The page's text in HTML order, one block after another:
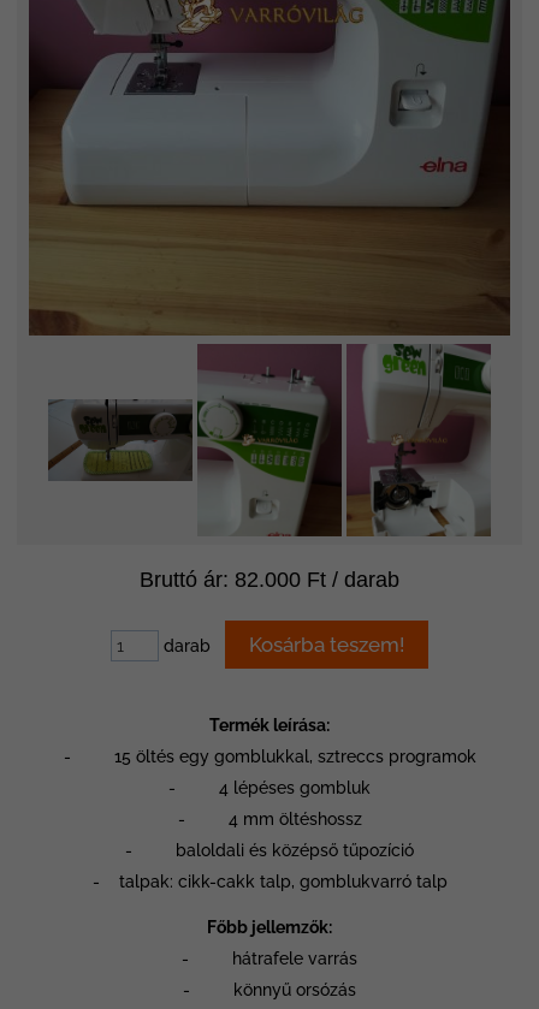
Bruttó ár: 82.000 Ft / darab
darab
Termék leírása:
- 15 öltés egy gomblukkal, sztreccs programok
- 4 lépéses gombluk
- 4 mm öltéshossz
- baloldali és középső tűpozíció
- talpak: cikk-cakk talp, gomblukvarró talp
Főbb jellemzők:
- hátrafele varrás
- könnyű orsózás